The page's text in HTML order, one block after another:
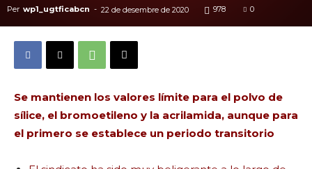
Per wp1_ugtficabcn - 22 de desembre de 2020 978 0
Se mantienen los valores límite para el polvo de
sílice, el bromoetileno y la acrilamida, aunque para
el primero se establece un periodo transitorio